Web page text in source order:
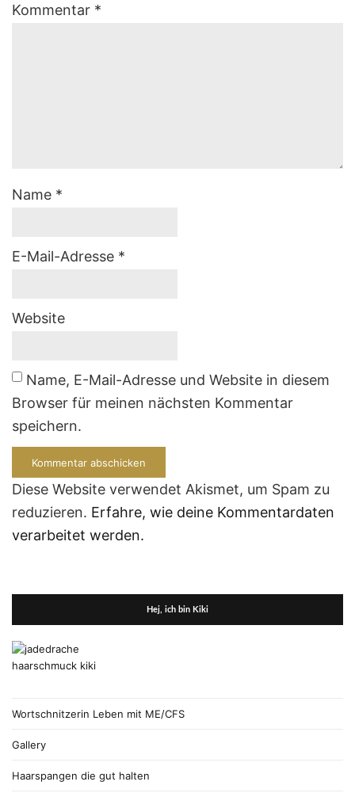
Kommentar *
Name *
E-Mail-Adresse *
Website
Name, E-Mail-Adresse und Website in diesem
Browser für meinen nächsten Kommentar
speichern.
Diese Website verwendet Akismet, um Spam zu
reduzieren. Erfahre, wie deine Kommentardaten
verarbeitet werden.
Hej, ich bin Kiki
Wortschnitzerin Leben mit ME/CFS
Gallery
Haarspangen die gut halten